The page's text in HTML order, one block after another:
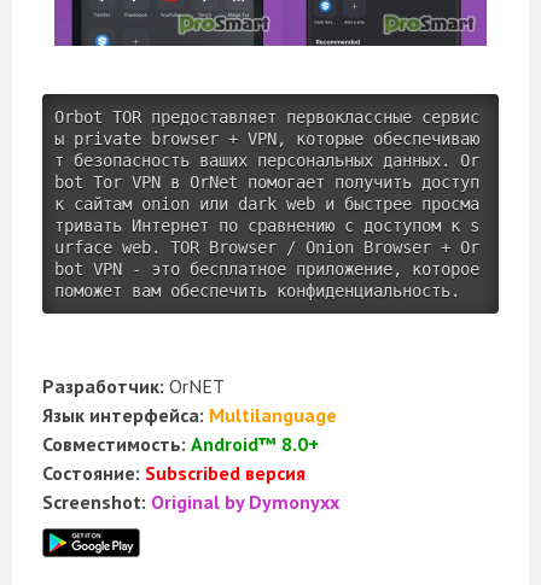
Orbot TOR предоставляет первоклассные сервис
ы private browser + VPN, которые обеспечиваю
т безопасность ваших персональных данных. Or
bot Tor VPN в OrNet помогает получить доступ
к сайтам onion или dark web и быстрее просма
тривать Интернет по сравнению с доступом к s
urface web. TOR Browser / Onion Browser + Or
bot VPN - это бесплатное приложение, которое
поможет вам обеспечить конфиденциальность.
Разработчик: OrNET
Язык интерфейса: Multilanguage
Совместимость: Android™ 8.0+
Состояние: Subscribed версия
Screenshot: Original by Dymonyxx